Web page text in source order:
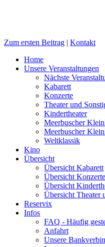
Zum ersten Beitrag | Kontakt
Home
Unsere Veranstaltungen
Nächste
Kabarett
Konzerte
Theater und
Kindertheater
Meerbuscher
Meerbuscher
Weltklassik
Kino
Übersicht
Übersicht Kabarett
Übersicht Konzerte
Übersicht
Übersicht Theater
Reservix
Infos
FAQ - Häufig
Anfahrt
Unsere